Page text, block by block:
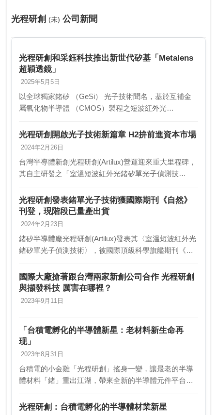
光程研創 (未) 公司新聞
光程研創和采鈺科技推出新世代矽基「Metalens
超穎透鏡」
2025年5月5日
以全球獨家鍺矽 （GeSi） 光子技術聞名，基於互補金
屬氧化物半導體 （CMOS）製程之短波紅外光
（Artilux），於今（5）日攜手采鈺科技（T…
光程研創開啟光子技術新篇章 H2拚前進資本市場
2024年2月26日
台灣半導體新創光程研創(Artilux)營運迎來重大里程碑，
其自主研發之「室溫短波紅外光鍺矽單光子偵測技
自1974年確立扶植半導體為產業重點…
光程研創發表鍺單光子技術獲國際期刊《自然》
刊登，現階段已量產出貨
2024年2月23日
鍺矽半導體廠光程研創(Artilux)發表其〈室溫短波紅外光
鍺矽單光子偵測技術〉，被國際頂級科學旗艦期刊《自
構自主開發全新技術平台而能獲《自然》…
國際大廠搶著跟台灣兩家新創公司合作 光程研創
與擷發科技 厲害在哪裡？
2023年9月11日
「台積電孵化的半導體新星：老材料新生命再
现」
2023年8月31日
台積電的小金雞「光程研創」搖身一變，讓最老的半導
體材料「鍺」重出江湖，帶來全新的半導體元件平台。
國際大廠搶著合作，還讓鍺成為足以與第3…
光程研創：台積電孵化的半導體材業新星